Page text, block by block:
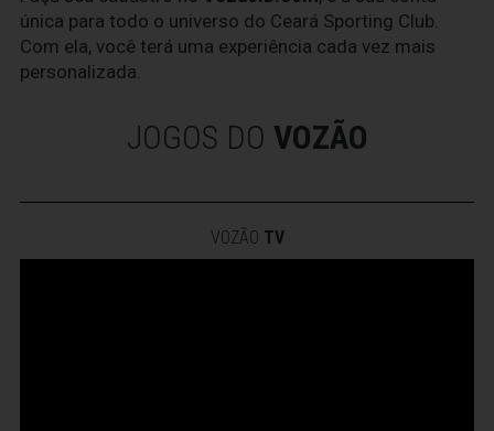
única para todo o universo do Ceará Sporting Club.
Com ela, você terá uma experiência cada vez mais
personalizada.
JOGOS DO VOZÃO
VOZÃO TV